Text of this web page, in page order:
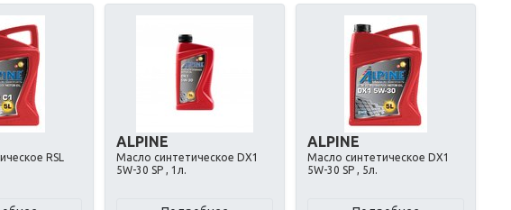
RSL
ALPINE
Масло синтетическое DX1
5W-30 SP , 1л.
ALPINE
Масло синтетическое DX1
5W-30 SP , 5л.